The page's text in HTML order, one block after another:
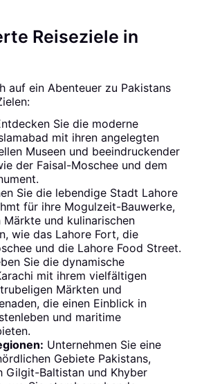
Reiseziele in
auf ein Abenteuer zu Pakistans
Sie die moderne
mit ihren angelegten
Museen und beeindruckender
der Faisal-Moschee und dem
Sie die lebendige Stadt Lahore
für ihre Mogulzeit-Bauwerke,
und kulinarischen
wie das Lahore Fort, die
und die Lahore Food Street.
Sie die dynamische
mit ihrem vielfältigen
Märkten und
die einen Einblick in
und maritime
Unternehmen Sie eine
Gebiete Pakistans,
Gilgit-Baltistan und Khyber